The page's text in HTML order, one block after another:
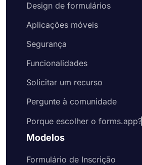
Design de formulários
Aplicações móveis
Segurança
Funcionalidades
Solicitar um recurso
Pergunte à comunidade
Porque escolher o forms.app?
Modelos
Formulário de Inscrição